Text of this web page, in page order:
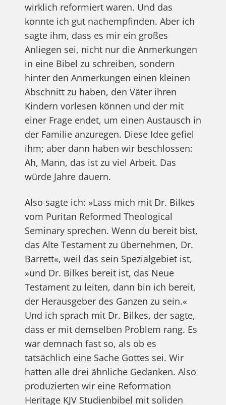
wirklich reformiert waren. Und das
konnte ich gut nachempfinden. Aber ich
sagte ihm, dass es mir ein großes
Anliegen sei, nicht nur die Anmerkungen
in eine Bibel zu schreiben, sondern
hinter den Anmerkungen einen kleinen
Abschnitt zu haben, den Väter ihren
Kindern vorlesen können und der mit
einer Frage endet, um einen Austausch in
der Familie anzuregen. Diese Idee gefiel
ihm; aber dann haben wir beschlossen:
Ah, Mann, das ist zu viel Arbeit. Das
würde Jahre dauern.
Also sagte ich: »Lass mich mit Dr. Bilkes
vom Puritan Reformed Theological
Seminary sprechen. Wenn du bereit bist,
das Alte Testament zu übernehmen, Dr.
Barrett«, weil das sein Spezialgebiet ist,
»und Dr. Bilkes bereit ist, das Neue
Testament zu leiten, dann bin ich bereit,
der Herausgeber des Ganzen zu sein.«
Und ich sprach mit Dr. Bilkes, der sagte,
dass er mit demselben Problem rang. Es
war demnach fast so, als ob es
tatsächlich eine Sache Gottes sei. Wir
hatten alle drei ähnliche Gedanken. Also
produzierten wir eine Reformation
Heritage KJV Studienbibel mit soliden